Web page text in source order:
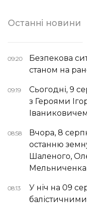
Останні новини
09:20
Безпекова
станом на
09:19
Сьогодні, 9
з Героями
Іваниковичем
08:58
Вчора, 8
останню
Шаленого,
08:13
У ніч на 09